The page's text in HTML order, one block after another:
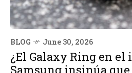
BLOG June 30, 2026
¿El Galaxy Ring en el
Samsung insinúa